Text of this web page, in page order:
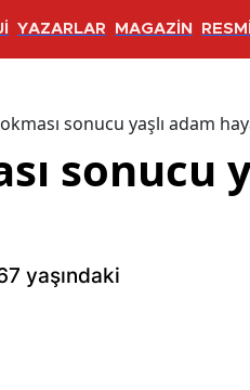
YAZARLAR MAGAZİN
sonucu yaşlı adam
sonucu
yaşındaki